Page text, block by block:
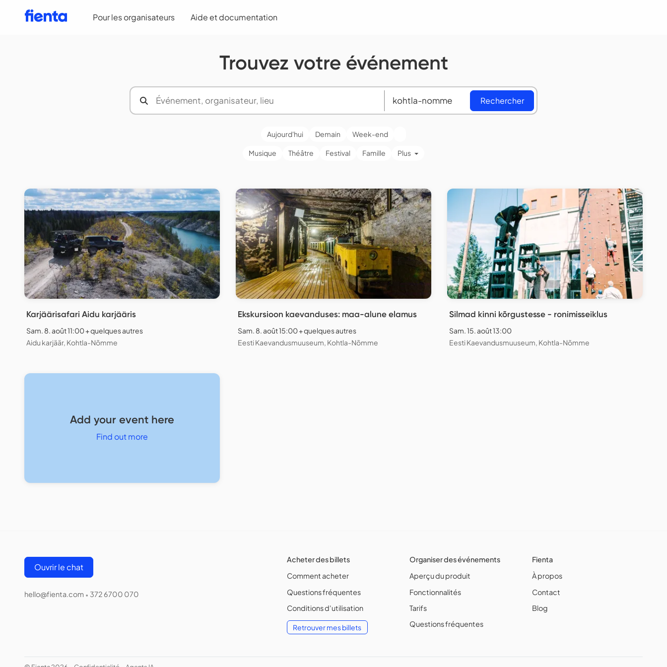
Pour les organisateurs Aide et documentation
Trouvez votre événement
Rechercher
Aujourd'hui Demain Week-end
Musique Théâtre Festival Famille Plus
Karjäärisafari Aidu karjääris
Sam. 8. août 11:00 + quelques autres
Aidu karjäär, Kohtla-Nõmme
Ekskursioon kaevanduses: maa-alune elamus
Sam. 8. août 15:00 + quelques autres
Eesti Kaevandusmuuseum, Kohtla-Nõmme
Silmad kinni kõrgustesse - ronimisseiklus
Sam. 15. août 13:00
Eesti Kaevandusmuuseum, Kohtla-Nõmme
Add your event here
Find out more
Ouvrir le chat
hello@fienta.com • 372 6700 070
Acheter des billets
Comment acheter
Questions fréquentes
Conditions d'utilisation
Retrouver mes billets
Organiser des événements
Aperçu du produit
Fonctionnalités
Tarifs
Questions fréquentes
Fienta
À propos
Contact
Blog